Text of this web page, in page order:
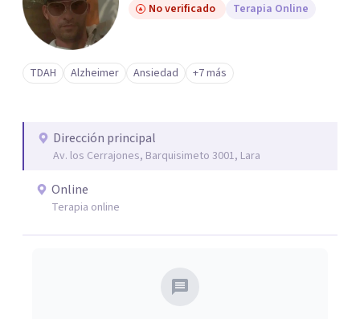
No verificado Terapia Online
TDAH Alzheimer Ansiedad +7 más
Dirección principal
Av. los Cerrajones, Barquisimeto 3001, Lara
Online
Terapia online